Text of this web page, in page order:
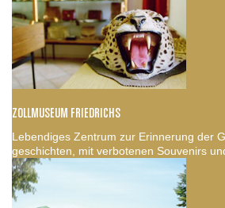
ZOLLMUSEUM FRIEDRICHS
Lebendiges Zentrum zur Erinnerung der
geschichten, mit verbotenen Souvenirs